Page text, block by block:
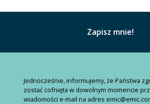
Jednocześnie, informujemy, że Państwa
zostać cofnięta w dowolnym momencie
wiadomości e-mail na adres